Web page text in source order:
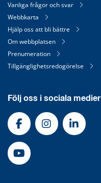
Vanliga frågor och svar
Webbkarta
Hjälp oss att bli bättre
Om webbplatsen
Prenumeration
Tillgänglighetsredogörelse
Följ oss i sociala medier